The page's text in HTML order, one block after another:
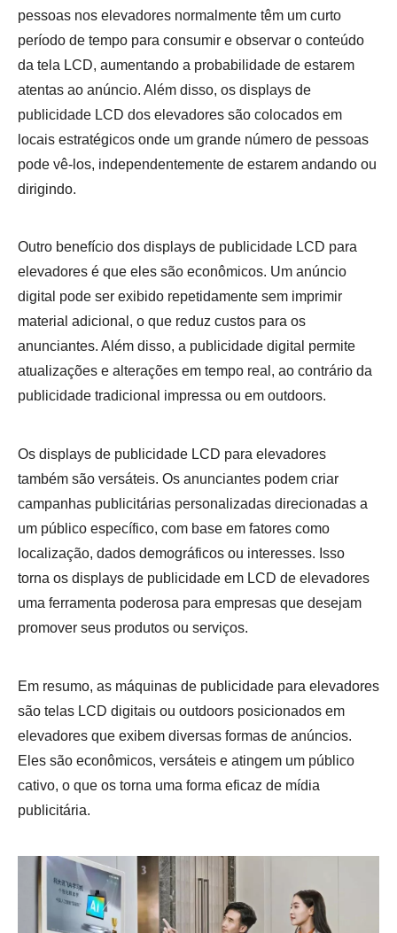
pessoas nos elevadores normalmente têm um curto
período de tempo para consumir e observar o conteúdo
da tela LCD, aumentando a probabilidade de estarem
atentas ao anúncio. Além disso, os displays de
publicidade LCD dos elevadores são colocados em
locais estratégicos onde um grande número de pessoas
pode vê-los, independentemente de estarem andando ou
dirigindo.
Outro benefício dos displays de publicidade LCD para
elevadores é que eles são econômicos. Um anúncio
digital pode ser exibido repetidamente sem imprimir
material adicional, o que reduz custos para os
anunciantes. Além disso, a publicidade digital permite
atualizações e alterações em tempo real, ao contrário da
publicidade tradicional impressa ou em outdoors.
Os displays de publicidade LCD para elevadores
também são versáteis. Os anunciantes podem criar
campanhas publicitárias personalizadas direcionadas a
um público específico, com base em fatores como
localização, dados demográficos ou interesses. Isso
torna os displays de publicidade em LCD de elevadores
uma ferramenta poderosa para empresas que desejam
promover seus produtos ou serviços.
Em resumo, as máquinas de publicidade para elevadores
são telas LCD digitais ou outdoors posicionados em
elevadores que exibem diversas formas de anúncios.
Eles são econômicos, versáteis e atingem um público
cativo, o que os torna uma forma eficaz de mídia
publicitária.